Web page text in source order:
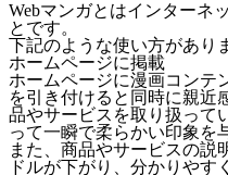
Webマンガとはインターネ
とです。
下記のような使い方があり
ホームページに掲載
ホームページに漫画コンテ
を引き付けると同時に親近
品やサービスを取り扱って
って一瞬で柔らかい印象 を
また、商品やサービスの説
ドルが下がり、分かりやす